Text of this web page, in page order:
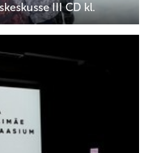
III CD kl.